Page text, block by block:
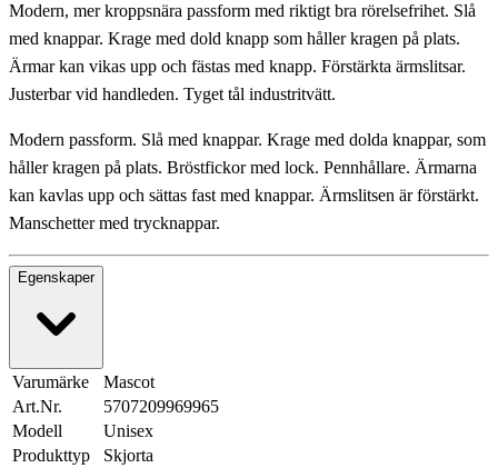
Modern, mer kroppsnära passform med riktigt bra rörelsefrihet. Slå
med knappar. Krage med dold knapp som håller kragen på plats.
Ärmar kan vikas upp och fästas med knapp. Förstärkta ärmslitsar.
Justerbar vid handleden. Tyget tål industritvätt.
Modern passform. Slå med knappar. Krage med dolda knappar, som
håller kragen på plats. Bröstfickor med lock. Pennhållare. Ärmarna
kan kavlas upp och sättas fast med knappar. Ärmslitsen är förstärkt.
Manschetter med trycknappar.
Egenskaper
Varumärke
Mascot
Art.Nr.
5707209969965
Modell
Unisex
Produkttyp
Skjorta